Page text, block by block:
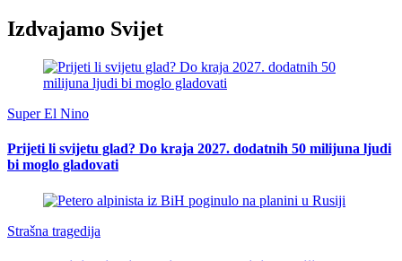
Izdvajamo Svijet
Super El Nino
Prijeti li svijetu glad? Do kraja 2027. dodatnih 50 milijuna ljudi
bi moglo gladovati
Strašna tragedija